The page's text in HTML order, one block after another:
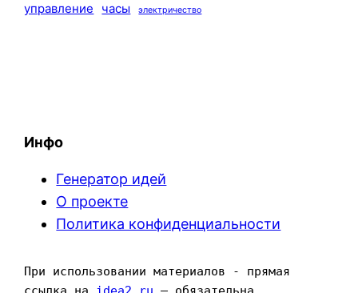
управление часы электричество
Инфо
Генератор идей
О проекте
Политика конфиденциальности
При использовании материалов - прямая